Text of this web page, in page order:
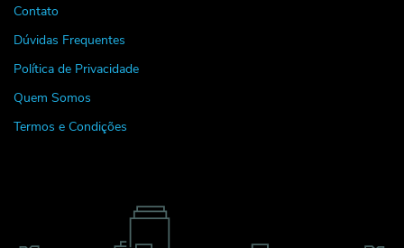
Contato
Dúvidas Frequentes
Política de Privacidade
Quem Somos
Termos e Condições